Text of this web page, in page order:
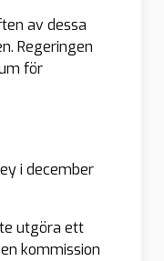
av dessa
Regeringen
för
i december
utgöra ett
kommission